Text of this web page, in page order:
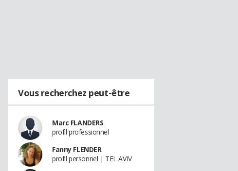
Vous recherchez peut-être
Marc FLANDERS
profil professionnel
Fanny FLENDER
profil personnel | TEL AVIV